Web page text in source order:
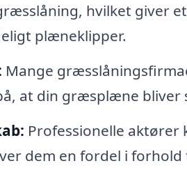
hvilket giver
plæneklipper.
Mange
at din græsplæne bliver
Professionelle aktører
dem en fordel i